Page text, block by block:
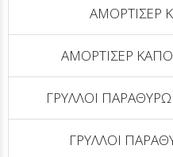
ΑΜΟΡΤΙΣΕΡ
ΑΜΟΡΤΙΣΕΡ
ΓΡΥΛΛΟΙ
ΓΡΥΛΛΟΙ